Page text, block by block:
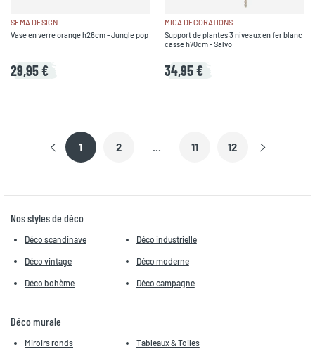
SEMA DESIGN
Vase en verre orange h26cm - Jungle pop
29,95 €
MICA DECORATIONS
Support de plantes 3 niveaux en fer blanc
cassé h70cm - Salvo
34,95 €
1 2 ... 11 12
Nos styles de déco
Déco scandinave Déco industrielle
Déco vintage Déco moderne
Déco bohème Déco campagne
Déco murale
Miroirs ronds Tableaux & Toiles